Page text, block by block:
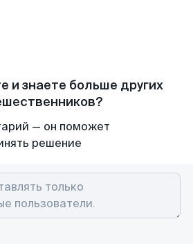
и знаете больше других
— он поможет
решение